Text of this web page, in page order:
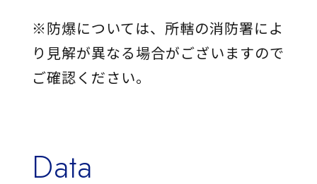
※防爆については、所轄の消防署によ
り見解が異なる場合がございますので
ご確認ください。
Data